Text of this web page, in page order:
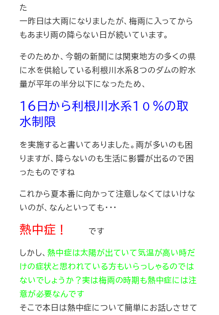
た
一昨日は大雨になりましたが、梅雨に入ってから
もあまり雨の降らない日が続いています。
そのためか、今朝の新聞には関東地方の多くの県
に水を供給している利根川水系８つのダムの貯水
量が平年の半分以下になったため、
１６日から利根川水系１０％の取
水制限
を実施すると書いてありました。雨が多いのも困
りますが、降らないのも生活に影響が出るので困
ったものですね
これから夏本番に向かって注意しなくてはいけな
いのが、なんといっても・・・
熱中症！
です
しかし、熱中症は太陽が出ていて気温が高い時だ
けの症状と思われている方もいらっしゃるのでは
ないでしょうか？実は梅雨の時期も熱中症には注
意が必要なんです
そこで本日は熱中症について簡単にお話しさせて